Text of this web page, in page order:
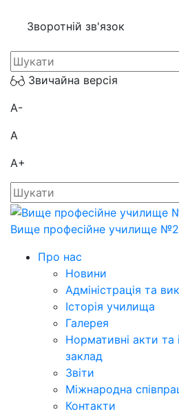
Зворотній зв'язок
Звичайна версія
A-
A
A+
Вище професійне училище
Про нас
Новини
Адміністрація та
Історія училища
Галерея
Нормативні акти та
заклад
Звіти
Міжнародна
Контакти